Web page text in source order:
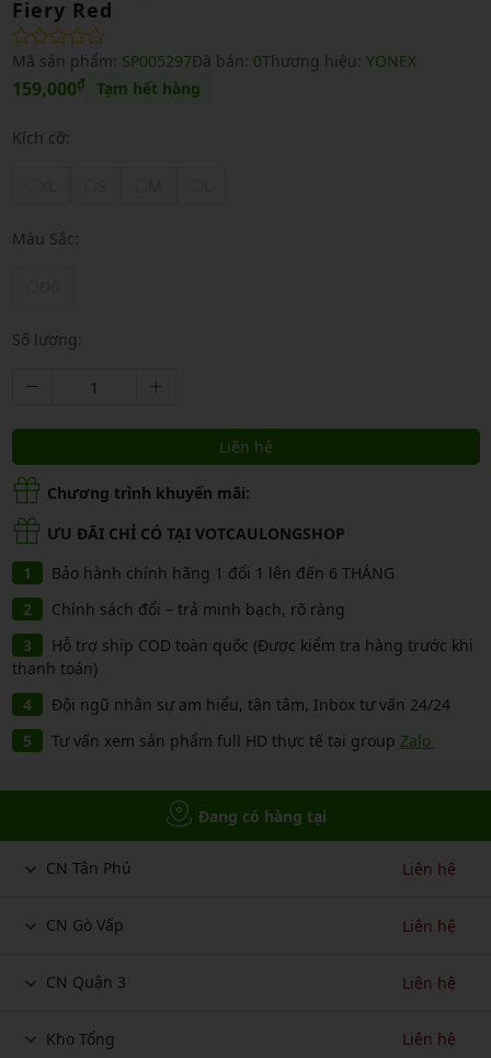
Fiery Red
Mã sản phẩm: SP005297Đã bán: 0Thương hiệu: YONEX
159,000₫ Tạm hết hàng
Kích cỡ:
Màu Sắc:
Số lượng:
Liên hệ
Chương trình khuyến mãi:
ƯU ĐÃI CHỈ CÓ TẠI VOTCAULONGSHOP
Bảo hành chính hãng 1 đổi 1 lên đến 6 THÁNG
Chính sách đổi – trả minh bạch, rõ ràng
Hỗ trợ ship COD toàn quốc (Được kiểm tra hàng trước khi
thanh toán)
Đội ngũ nhân sự am hiểu, tận tâm, Inbox tư vấn 24/24
Tư vấn xem sản phẩm full HD thực tế tại group Zalo
Đang có hàng tại
CN Tân Phú Liên hệ
CN Gò Vấp Liên hệ
CN Quận 3 Liên hệ
Kho Tổng Liên hệ